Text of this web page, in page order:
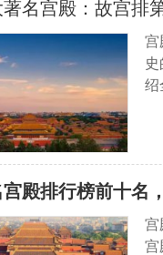
名宫殿：故宫排
宫
绍
殿排行榜前十名
宫
宫